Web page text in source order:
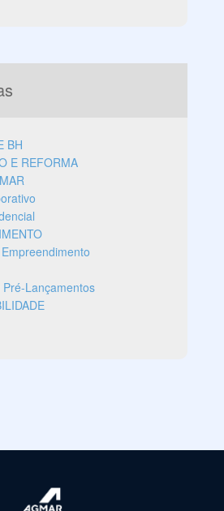
BH
E REFORMA
Pré-Lançamentos